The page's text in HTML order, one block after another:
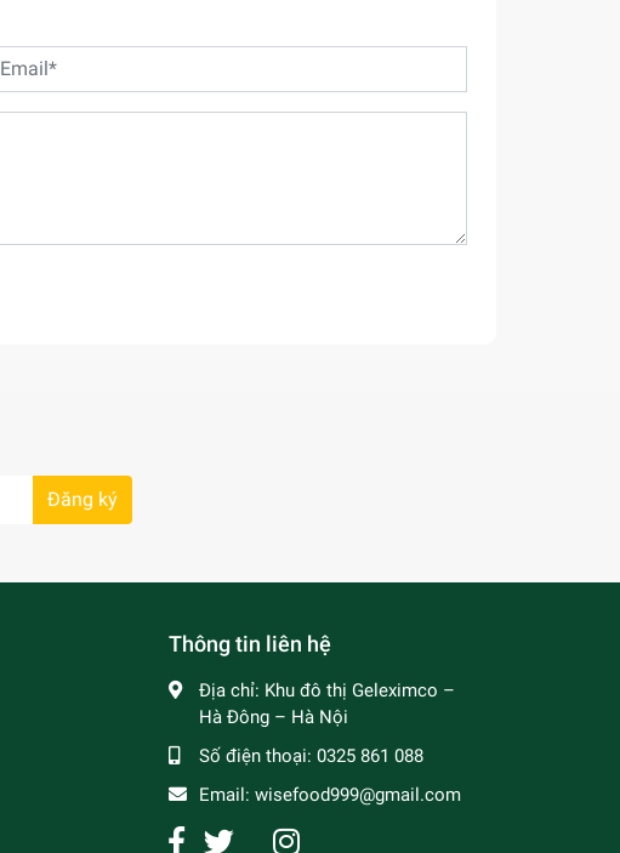
Đăng ký
Thông tin liên hệ
Địa chỉ: Khu đô thị Geleximco –
Hà Đông – Hà Nội
Số điện thoại: 0325 861 088
Email: wisefood999@gmail.com